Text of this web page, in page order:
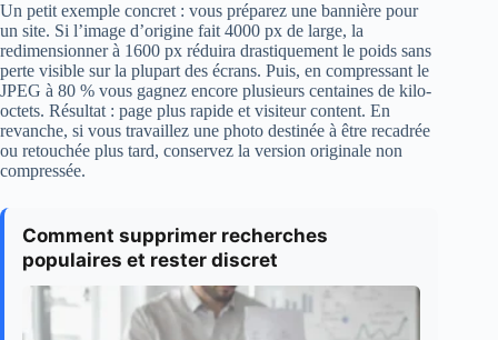
Un petit exemple concret : vous préparez une bannière pour
un site. Si l’image d’origine fait 4000 px de large, la
redimensionner à 1600 px réduira drastiquement le poids sans
perte visible sur la plupart des écrans. Puis, en compressant le
JPEG à 80 % vous gagnez encore plusieurs centaines de kilo-
octets. Résultat : page plus rapide et visiteur content. En
revanche, si vous travaillez une photo destinée à être recadrée
ou retouchée plus tard, conservez la version originale non
compressée.
Comment supprimer recherches
populaires et rester discret